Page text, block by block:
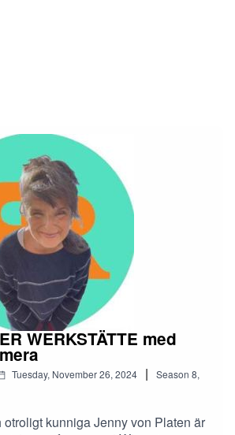
"Ivar" till "Cavelli"!
WERKSTÄTTE med
Tuesday, November 26, 2024 | Season 8,
otroligt kunniga Jenny von Platen är